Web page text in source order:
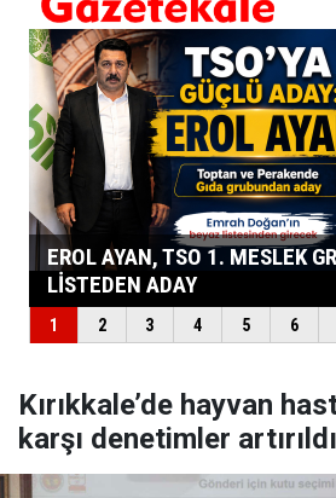
Kırıkkale’de hayvan
karşı denetimler artırıldı